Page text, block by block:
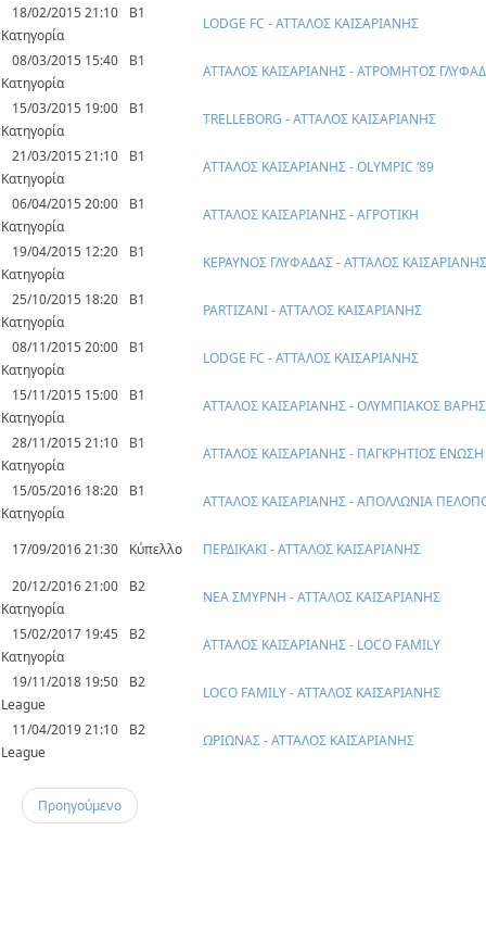
18/02/2015 21:10
Β1
Κατηγορία
LODGE FC - ΑΤΤΑΛΟΣ ΚΑΙΣΑΡΙΑΝΗΣ
08/03/2015 15:40
Β1
Κατηγορία
ΑΤΤΑΛΟΣ ΚΑΙΣΑΡΙΑΝΗΣ - ΑΤΡΟΜΗΤΟΣ
15/03/2015 19:00
Β1
Κατηγορία
TRELLEBORG - ΑΤΤΑΛΟΣ ΚΑΙΣΑΡΙΑΝΗΣ
21/03/2015 21:10
Β1
Κατηγορία
ΑΤΤΑΛΟΣ ΚΑΙΣΑΡΙΑΝΗΣ - OLYMPIC ‘89
06/04/2015 20:00
Β1
Κατηγορία
ΑΤΤΑΛΟΣ ΚΑΙΣΑΡΙΑΝΗΣ - ΑΓΡΟΤΙΚΗ
19/04/2015 12:20
Β1
Κατηγορία
ΚΕΡΑΥΝΟΣ ΓΛΥΦΑΔΑΣ - ΑΤΤΑΛΟΣ ΚΑΙΣΑΡΙΑΝΗΣ
25/10/2015 18:20
Β1
Κατηγορία
PARTIZANI - ΑΤΤΑΛΟΣ ΚΑΙΣΑΡΙΑΝΗΣ
08/11/2015 20:00
Β1
Κατηγορία
LODGE FC - ΑΤΤΑΛΟΣ ΚΑΙΣΑΡΙΑΝΗΣ
15/11/2015 15:00
Β1
Κατηγορία
ΑΤΤΑΛΟΣ ΚΑΙΣΑΡΙΑΝΗΣ - ΟΛΥΜΠΙΑΚΟΣ ΒΑΡΗΣ
28/11/2015 21:10
Β1
Κατηγορία
ΑΤΤΑΛΟΣ ΚΑΙΣΑΡΙΑΝΗΣ - ΠΑΓΚΡΗΤΙΟΣ ΕΝΩΣΗ
15/05/2016 18:20
Β1
Κατηγορία
ΑΤΤΑΛΟΣ ΚΑΙΣΑΡΙΑΝΗΣ - ΑΠΟΛΛΩΝΙΑ
17/09/2016 21:30 Κύπελλο
ΠΕΡΔΙΚΑΚΙ - ΑΤΤΑΛΟΣ ΚΑΙΣΑΡΙΑΝΗΣ
20/12/2016 21:00
Β2
Κατηγορία
ΝΕΑ ΣΜΥΡΝΗ - ΑΤΤΑΛΟΣ ΚΑΙΣΑΡΙΑΝΗΣ
15/02/2017 19:45
Β2
Κατηγορία
ΑΤΤΑΛΟΣ ΚΑΙΣΑΡΙΑΝΗΣ - LOCO FAMILY
19/11/2018 19:50
B2
League
LOCO FAMILY - ΑΤΤΑΛΟΣ ΚΑΙΣΑΡΙΑΝΗΣ
11/04/2019 21:10
B2
League
ΩΡΙΩΝΑΣ - ΑΤΤΑΛΟΣ ΚΑΙΣΑΡΙΑΝΗΣ
Προηγούμενο